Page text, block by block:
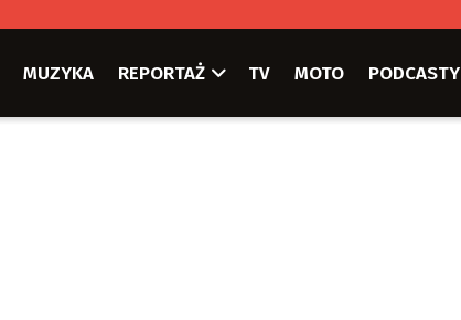
MUZYKA REPORTAŻ TV MOTO PODCASTY